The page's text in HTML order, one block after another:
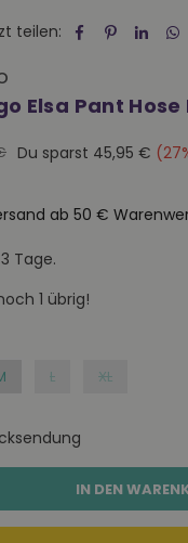
teilen:
Elsa Pant
Du sparst 45,95 € (27
ab 50 €
Tage.
1 übrig!
L XL
IN DEN